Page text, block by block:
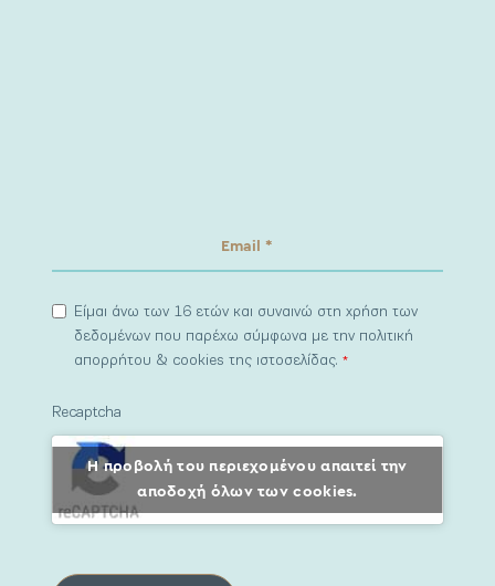
Είμαι άνω των 16 ετών και συναινώ στη χρήση των
δεδομένων που παρέχω σύμφωνα με την πολιτική
απορρήτου & cookies της ιστοσελίδας.*
Recaptcha
Η προβολή του περιεχομένου απαιτεί την
αποδοχή όλων των cookies.